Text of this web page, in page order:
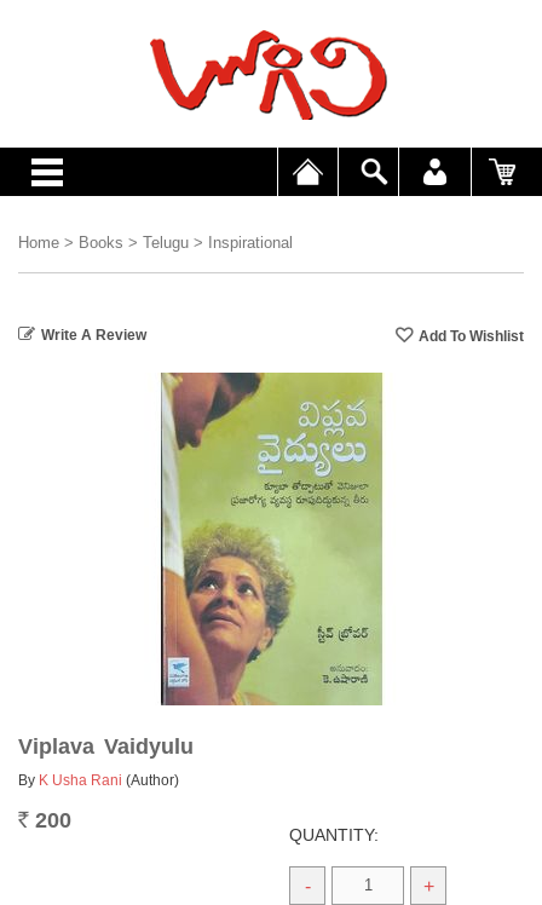
Home > Books > Telugu > Inspirational
Write A Review
Viplava Vaidyulu
By K Usha Rani (Author)
Rs. 200
QUANTITY:
- +